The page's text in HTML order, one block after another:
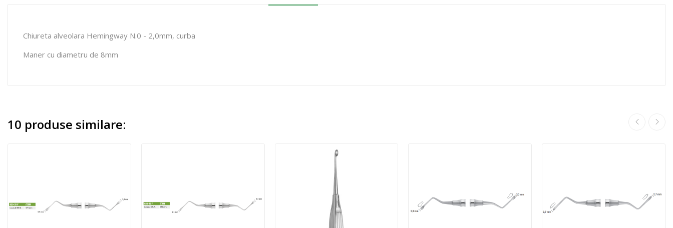
Chiureta alveolara Hemingway N.0 - 2,0mm, curba
Maner cu diametru de 8mm
10 produse similare: